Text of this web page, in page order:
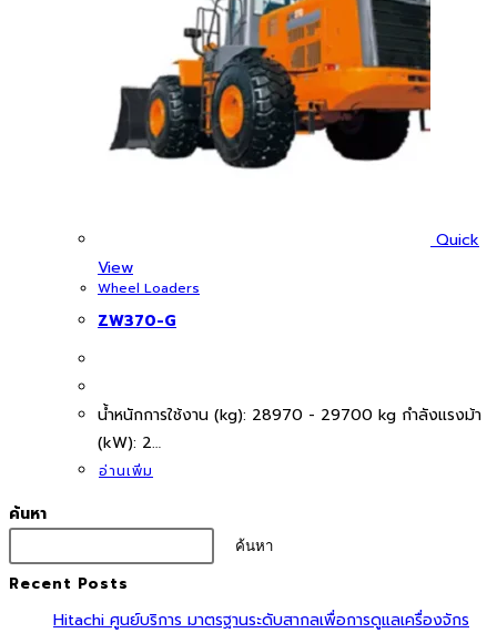
Quick
View
Wheel Loaders
ZW370-G
นํ้าหนักการใช้งาน (kg): 28970 - 29700 kg กำลังแรงม้า
(kW): 2…
อ่านเพิ่ม
ค้นหา
ค้นหา
Recent Posts
Hitachi ศูนย์บริการ มาตรฐานระดับสากลเพื่อการดูแลเครื่องจักร